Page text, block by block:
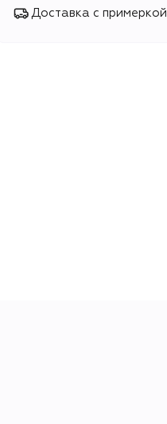
Доставка с примеркой